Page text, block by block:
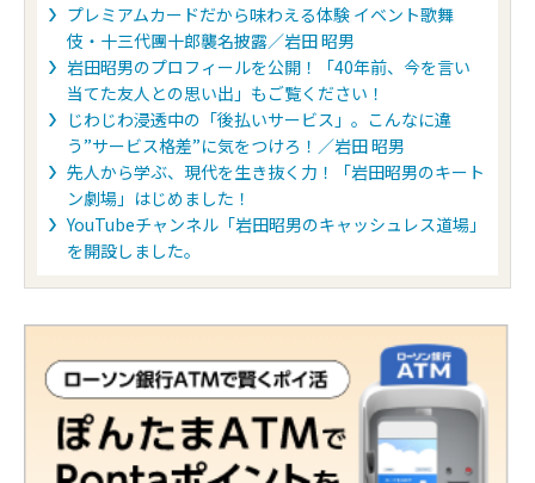
プレミアムカードだから味わえる体験 イベント歌舞
伎・十三代團十郎襲名披露／岩田 昭男
岩田昭男のプロフィールを公開！「40年前、今を言い
当てた友人との思い出」もご覧ください！
じわじわ浸透中の「後払いサービス」。こんなに違
う”サービス格差”に気をつけろ！／岩田 昭男
先人から学ぶ、現代を生き抜く力！「岩田昭男のキート
ン劇場」はじめました！
YouTubeチャンネル「岩田昭男のキャッシュレス道場」
を開設しました。